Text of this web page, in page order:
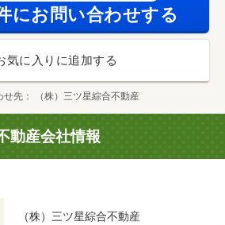
にお問い合わせする
気に入りに追加する
せ先 （株）三ツ星綜合不動産
動産会社情報
（株）三ツ星綜合不動産